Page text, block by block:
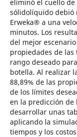
eliminó el cuello de
sólidolíquido debió
Erweka® a una
minutos. Los
del mejor
propiedades de
rango deseado
botella. Al realizar
88,89% de las
de los límites
en la predicción de
desarrollar unas
aplicando la
tiempos y los